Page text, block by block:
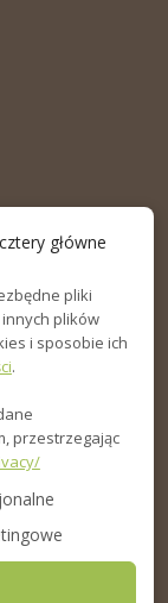
główne
pliki
plików
i sposobie ich
.
przestrzegając